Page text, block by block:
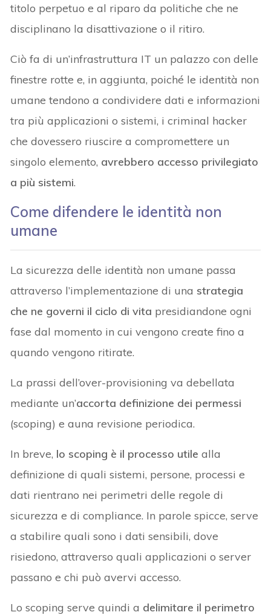
titolo perpetuo e al riparo da politiche che ne
disciplinano la disattivazione o il ritiro.
Ciò fa di un’infrastruttura IT un palazzo con delle
finestre rotte e, in aggiunta, poiché le identità non
umane tendono a condividere dati e informazioni
tra più applicazioni o sistemi, i criminal hacker
che dovessero riuscire a compromettere un
singolo elemento, avrebbero accesso privilegiato
a più sistemi.
Come difendere le identità non
umane
La sicurezza delle identità non umane passa
attraverso l’implementazione di una strategia
che ne governi il ciclo di vita presidiandone ogni
fase dal momento in cui vengono create fino a
quando vengono ritirate.
La prassi dell’over-provisioning va debellata
mediante un’accorta definizione dei permessi
(scoping) e auna revisione periodica.
In breve, lo scoping è il processo utile alla
definizione di quali sistemi, persone, processi e
dati rientrano nei perimetri delle regole di
sicurezza e di compliance. In parole spicce, serve
a stabilire quali sono i dati sensibili, dove
risiedono, attraverso quali applicazioni o server
passano e chi può avervi accesso.
Lo scoping serve quindi a delimitare il perimetro